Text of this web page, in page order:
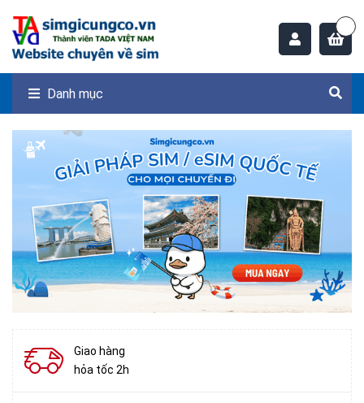
Danh mục
Giao hàng
hỏa tốc 2h